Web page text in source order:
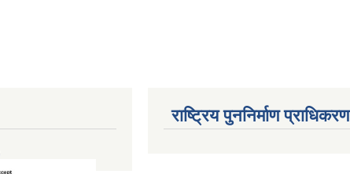
राष्ट्रिय पुननिर्माण प्राधिकरण